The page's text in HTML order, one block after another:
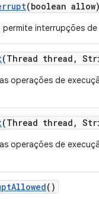
(boolean allow)
permite interrupções
(Thread thread ,
operações de
(Thread thread ,
operações de
Allowed()